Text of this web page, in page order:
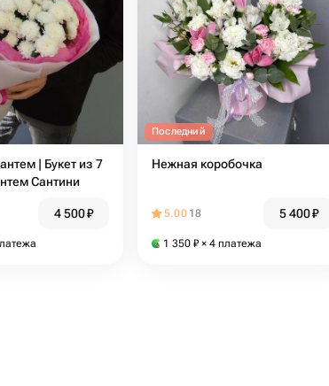
| Букет из 7
Сантини
4 500₽
Последний
Нежная коробочка
5.00 18 5 400₽
1 350 ₽ × 4 платежа